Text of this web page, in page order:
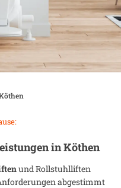
inKöthen
und Rollstuhlliften
abgestimmt